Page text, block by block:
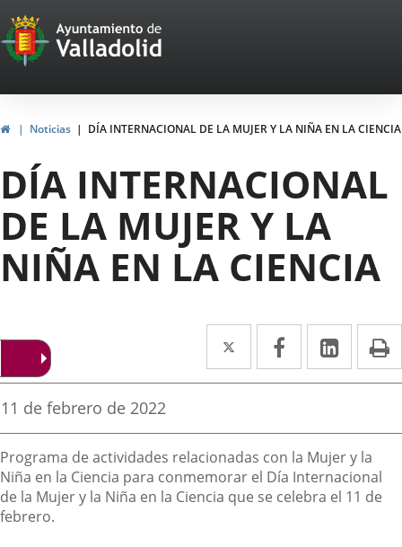
Portal
Web
del
Ayuntamiento
de
Valladolid
InicioNoticias DÍA INTERNACIONAL DE LA MUJER Y LA NIÑA EN LA CIENCIA
DÍA INTERNACIONAL
DE LA MUJER Y LA
NIÑA EN LA CIENCIA
Twitter
Enlace
a
aplicación
externa.
Facebook
Enlace
a
aplicación
externa.
Enlace
a
Fecha
la
noticia
11 de febrero de 2022
Descripción
Programa de actividades relacionadas con la Mujer y la
Niña en la Ciencia para conmemorar el Día Internacional
de la Mujer y la Niña en la Ciencia que se celebra el 11 de
febrero.